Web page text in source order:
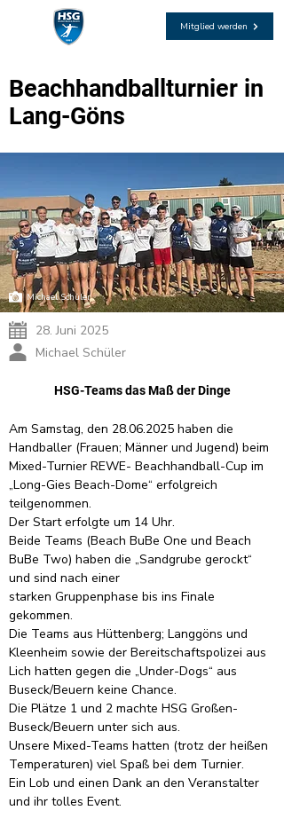
Mitglied werden
Beachhandballturnier in
Lang-Göns
Michael Schüler
28. Juni 2025
Michael Schüler
HSG-Teams das Maß der Dinge
Am Samstag, den 28.06.2025 haben die
Handballer (Frauen; Männer und Jugend) beim
Mixed-Turnier REWE- Beachhandball-Cup im
„Long-Gies Beach-Dome“ erfolgreich
teilgenommen.
Der Start erfolgte um 14 Uhr.
Beide Teams (Beach BuBe One und Beach
BuBe Two) haben die „Sandgrube gerockt“
und sind nach einer
starken Gruppenphase bis ins Finale
gekommen.
Die Teams aus Hüttenberg; Langgöns und
Kleenheim sowie der Bereitschaftspolizei aus
Lich hatten gegen die „Under-Dogs“ aus
Buseck/Beuern keine Chance.
Die Plätze 1 und 2 machte HSG Großen-
Buseck/Beuern unter sich aus.
Unsere Mixed-Teams hatten (trotz der heißen
Temperaturen) viel Spaß bei dem Turnier.
Ein Lob und einen Dank an den Veranstalter
und ihr tolles Event.